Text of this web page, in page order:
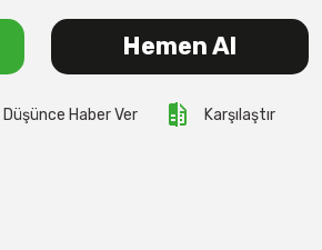
Hemen Al
Düşünce Haber Ver Karşılaştır